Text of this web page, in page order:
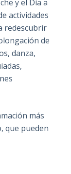
y el Día a
actividades
redescubrir
de
danza,
más
que pueden